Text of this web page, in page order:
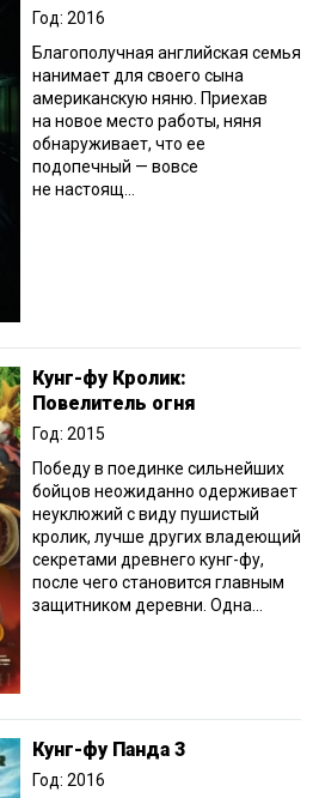
Год: 2016
Благополучная английская семья
нанимает для своего сына
американскую няню. Приехав
на новое место работы, няня
обнаруживает, что ее
подопечный — вовсе
не настоящ...
Кунг-фу Кролик:
Повелитель огня
Год: 2015
Победу в поединке сильнейших
бойцов неожиданно одерживает
неуклюжий с виду пушистый
кролик, лучше других владеющий
секретами древнего кунг-фу,
после чего становится главным
защитником деревни. Одна...
Кунг-фу Панда 3
Год: 2016